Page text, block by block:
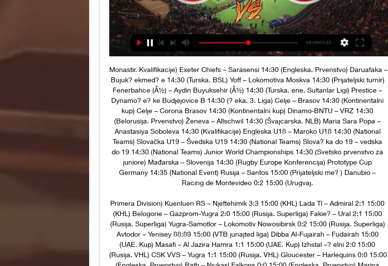
Monastir. Kvalifikacije) Exeter Chiefs – Sarasensi 14:30 (Engleska. Prvenstvo) Daruafaka –
Bujuk? ekmed? e 14:30 (Turska. BSL) Yoff – Lokomotiva Moskva 14:30 (Prijateljski turnir)
Fenerbahce (Å½) – Aydin Buyuksehir (Å½) 14:30 (Turska. ene. Sultanlar Ligi) Prestice –
Dynamo? e? ke Budjejovice B 14:30 (? eka. 3. Liga) Celje – Brasov 14:30 (Kontinentalni
kup) Celje – Corona Brasov 14:30 (Kontinentalni kup) Dinamo-BNTU – VRZ 14:30
(Belorusija. Prvenstvo) Ženeva – Allschwil 14:30 (Švajcarska. NLB) Maria Sara Popa –
Anastasiya Soboleva 14:30 (Kvalifikacije) Engleska U18 – Maroko U18 14:30 (National
Teams) Slovačka U19 – Švedska U19 14:30 (National Teams) Slova? ka do 19 – vedska
do 19 14:30 (National Teams) Junior World Championships 14:30 (Svetsko prvenstvo za
juniore) Mađarska – Slovenija 14:30 (Rugby Europe Konferencija) Prototype Cup
Germany 14:35 (National Event) Rusija – Santos 15:00 (Prijateljski me? ) Danubio –
Racing de Montevideo 0:2 15:00 (Urugvaj.
Primera Division) Kuenluen RS – Njeftehimik 3:3 15:00 (KHL) Lada Tl – Admiral 2:1 15:00
(KHL) Belogorie – Gazprom-Yugra 2:0 15:00 (Rusija. Superliga) Fakie? – Ural 2:1 15:00
(Rusija. Superliga) Yugra-Samotlor – Lokomotiv Nowosibirsk 0:2 15:00 (Rusija. Superliga)
Avtodor – Yenisey 88:89 15:00 (VTB junajted liga) Dibba Al-Fujairah – Fudairah 15:00
(UAE. Kup) Masafi – Al Jazira Hamra 1:1 15:00 (UAE. Kup) Izhstal –? elni 2:0 15:00
(Rusija. VHL) CSK VVS – Yugra 1:1 15:00 (Rusija. VHL) Gloucester – Harlequins 0:0 15:00